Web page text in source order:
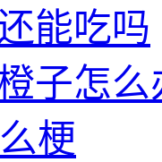
能吃吗
子怎么
梗